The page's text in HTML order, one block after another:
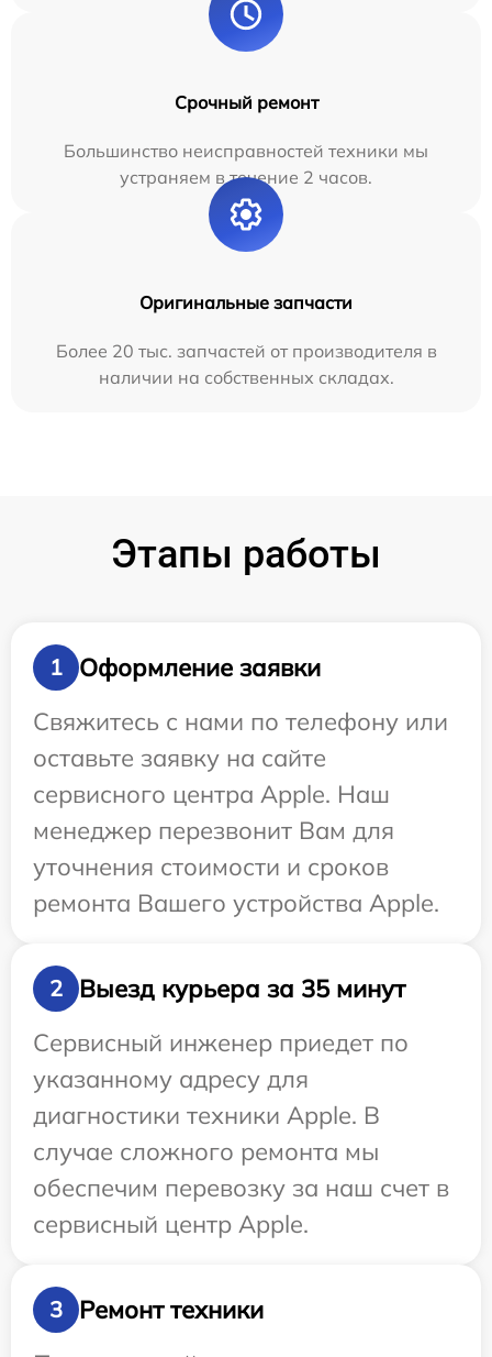
Срочный ремонт
Большинство неисправностей техники мы
устраняем в течение 2 часов.
Оригинальные запчасти
Более 20 тыс. запчастей от производителя в
наличии на собственных складах.
Этапы работы
1
Оформление заявки
Свяжитесь с нами по телефону или
оставьте заявку на сайте
сервисного центра Apple. Наш
менеджер перезвонит Вам для
уточнения стоимости и сроков
ремонта Вашего устройства Apple.
2
Выезд курьера за 35 минут
Сервисный инженер приедет по
указанному адресу для
диагностики техники Apple. В
случае сложного ремонта мы
обеспечим перевозку за наш счет в
сервисный центр Apple.
3
Ремонт техники